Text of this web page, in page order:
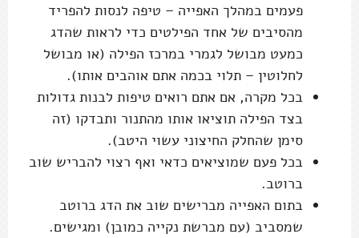
פעמים במהלך האפייה – טיפה לנסות להפריד
מהסיבים של אחד הפילטים כדי לראות שהדג
כמעט מבושל לגמרי במרכז הפילה (או מבושל
לחלוטין – תלוי בכמה אתם אוהבים אותו).
בכל מקרה, אם אתם רואים טיפות לבנות גדולות
בצד הפילה תוציאו אותו מהתנור ותבדקו (זה
סימן שהחלק החיצוני עשוי היטב).
בכל פעם שמוציאים כדאי ואף רצוי להבריש שוב
ברוטב.
בתום האפייה מברישים שוב את הדג ברוטב
שמסביב (עם מברשת נקייה כמובן) ומגישים.